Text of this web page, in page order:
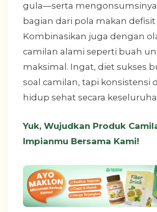
gula—serta mengonsumsinya
bagian dari pola makan defisit
Kombinasikan juga dengan
camilan alami seperti buah
maksimal. Ingat, diet sukses
soal camilan, tapi konsistensi
hidup sehat secara
Yuk, Wujudkan Produk
Impianmu Bersama Kami!